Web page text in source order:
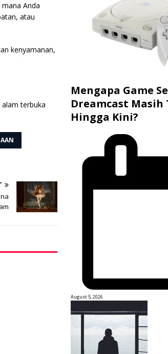
mana Anda
atau
kenyamanan,
terbuka
Mengapa Game
Dreamcast Masih
Hingga Kini?
August 5, 2026